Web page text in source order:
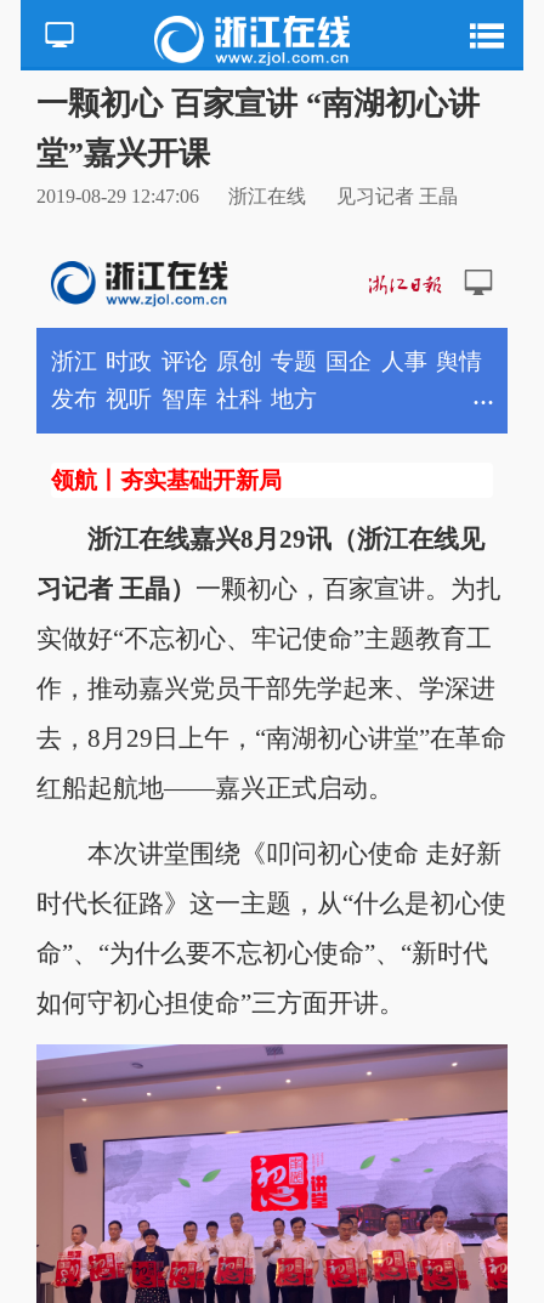
一颗初心 百家宣讲 “南湖初心讲
堂”嘉兴开课
2019-08-29 12:47:06 浙江在线 见习记者 王晶
浙江在线嘉兴8月29讯（浙江在线见
习记者 王晶） 一颗初心，百家宣讲。为扎
实做好“不忘初心、牢记使命”主题教育工
作，推动嘉兴党员干部先学起来、学深进
去，8月29日上午，“南湖初心讲堂”在革命
红船起航地——嘉兴正式启动。
本次讲堂围绕《叩问初心使命 走好新
时代长征路》这一主题，从“什么是初心使
命”、“为什么要不忘初心使命”、“新时代
如何守初心担使命”三方面开讲。